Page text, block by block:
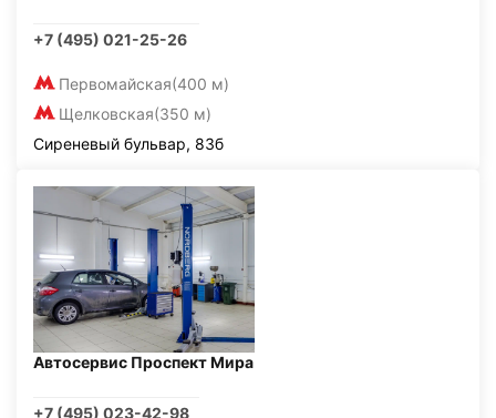
+7 (495) 021-25-26
Первомайская(400 м)
Щелковская(350 м)
Сиреневый бульвар, 83б
Автосервис Проспект Мира
+7 (495) 023-42-98